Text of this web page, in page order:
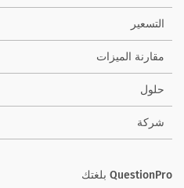
التسعير
مقارنة الميزات
حلول
شركة
QuestionPro بلغتك